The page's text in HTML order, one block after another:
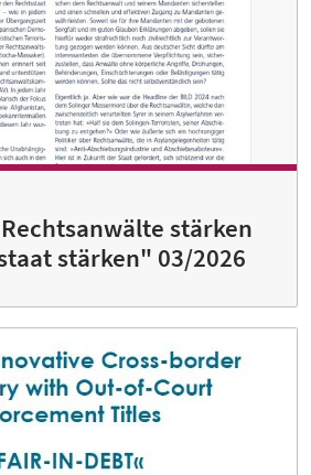
stärken
stärken" 03/2026